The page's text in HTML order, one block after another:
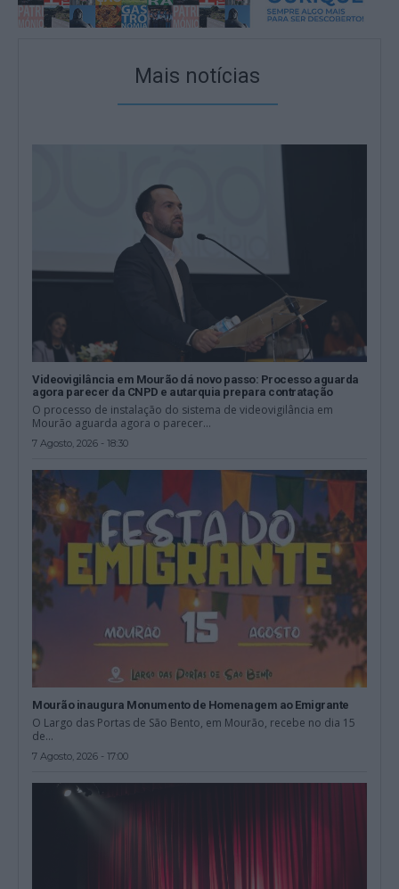
Mais notícias
Videovigilância em Mourão dá novo passo: Processo aguarda
agora parecer da CNPD e autarquia prepara contratação
O processo de instalação do sistema de videovigilância em
Mourão aguarda agora o parecer...
7 Agosto, 2026 - 18:30
Mourão inaugura Monumento de Homenagem ao Emigrante
O Largo das Portas de São Bento, em Mourão, recebe no dia 15
de...
7 Agosto, 2026 - 17:00